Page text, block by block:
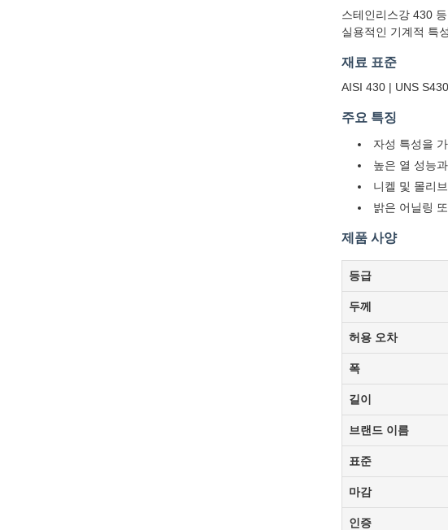
스테인리스강 430
실용적인 기계적 특
재료 표준
AISI 430 | UNS
주요 특징
자성 특성을
높은 열 성능
니켈 및 몰리
밝은 어닐링
제품 사양
등급
두께
허용 오차
폭
길이
브랜드 이름
표준
마감
인증